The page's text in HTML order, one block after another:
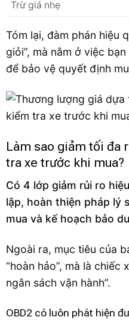
Trừ giá nhẹ
Tóm lại, đàm phán hiệu
giỏi”, mà nằm ở việc
để bảo vệ quyết định
Làm sao giảm tối đa
tra xe trước khi mua?
Có 4 lớp giảm rủi ro
lập, hoàn thiện pháp lý
mua và kế hoạch bảo
Ngoài ra, mục tiêu của
“hoàn hảo”, mà là chiếc
ngân sách vận hành”.
OBD2 có luôn phát hiện